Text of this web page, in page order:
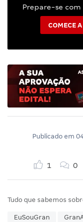
Prepare-se
COMECE
Publicado em
1 0
Tudo que sabemos
EuSouGran